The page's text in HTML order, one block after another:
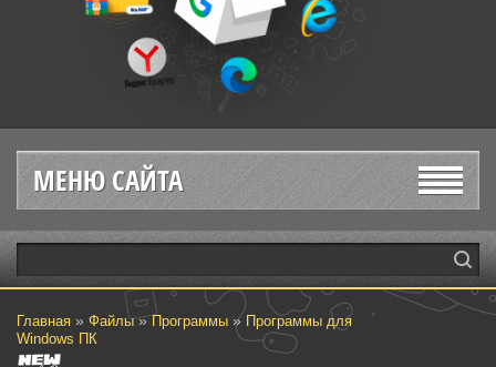
МЕНЮ САЙТА
Главная » Файлы»Программы » Программы для
Windows ПК